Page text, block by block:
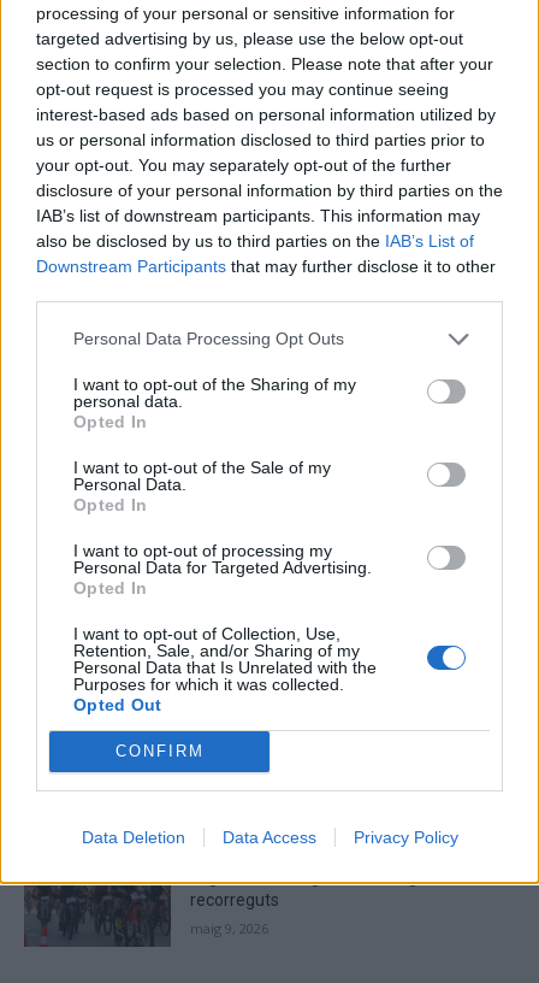
processing of your personal or sensitive information for
targeted advertising by us, please use the below opt-out
section to confirm your selection. Please note that after your
opt-out request is processed you may continue seeing
interest-based ads based on personal information utilized by
us or personal information disclosed to third parties prior to
your opt-out. You may separately opt-out of the further
disclosure of your personal information by third parties on the
IAB’s list of downstream participants. This information may
also be disclosed by us to third parties on the IAB’s List of
Downstream Participants that may further disclose it to other
Personal Data Processing Opt Outs
I want to opt-out of the Sharing of my
personal data.
Opted In
I want to opt-out of the Sale of my
Personal Data.
Opted In
I want to opt-out of processing my
Personal Data for Targeted Advertising.
Opted In
I want to opt-out of Collection, Use,
Retention, Sale, and/or Sharing of my
Personal Data that Is Unrelated with the
Purposes for which it was collected.
Opted Out
CONFIRM
Data Deletion Data Access Privacy Policy
Comentari:
Deseu el meu nom, el correu electrònic i el lloc web en
aquest navegador per a la propera vegada que comenti.
Captcha9 * 5 = ?
characters
CAPTCHA
verify
you
ÚLTIMES NOTÍCIES
de la Running Sèries Terres de l’Ebre
maig 9, 2026
Argilers diumenge 10 de maig amb dos
recorreguts
maig 9, 2026